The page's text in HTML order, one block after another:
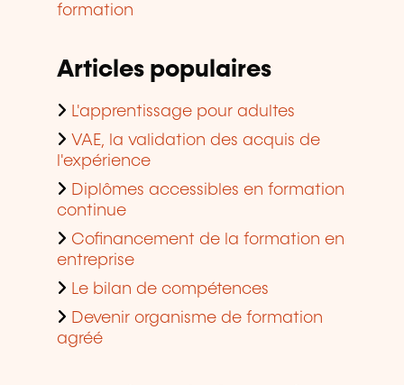
formation
Articles populaires
L'apprentissage pour adultes
VAE, la validation des acquis de
l'expérience
Diplômes accessibles en formation
continue
Cofinancement de la formation en
entreprise
Le bilan de compétences
Devenir organisme de formation
agréé